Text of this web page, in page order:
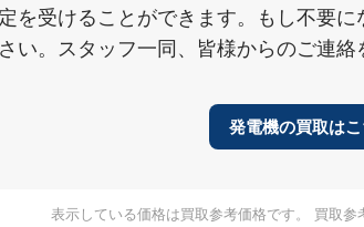
を受けることができます。もし不要
い。スタッフ一同、皆様からのご連
発電機の買取は
表示している価格は買取参考価格です。 買取